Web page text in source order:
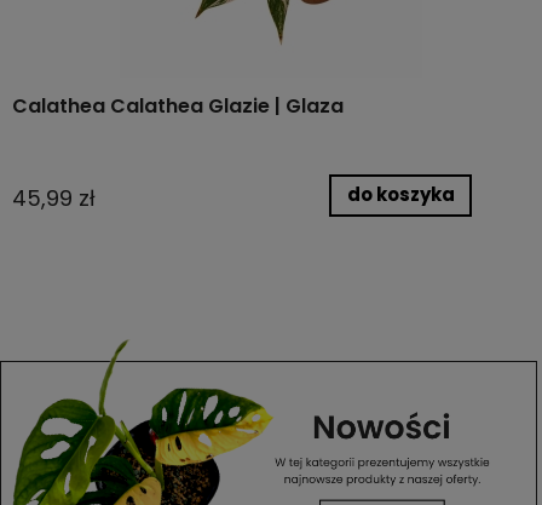
Calathea Calathea Glazie | Glaza
45,99 zł do koszyka